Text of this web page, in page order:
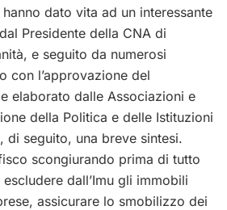
dato vita ad un interessante
Presidente della CNA di
e seguito da numerosi
con l’approvazione del
elaborato dalle Associazioni e
della Politica e delle Istituzioni
di seguito, una breve sintesi.
scongiurando prima di tutto
dall’Imu gli immobili
assicurare lo smobilizzo dei